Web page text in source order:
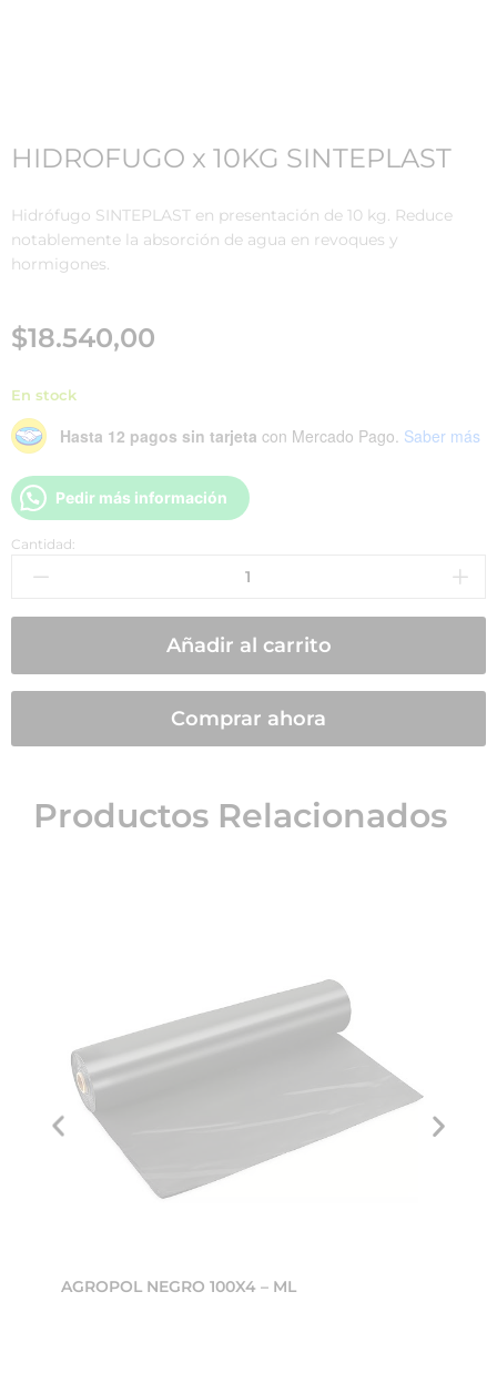
HIDROFUGO x 10KG SINTEPLAST
Hidrófugo SINTEPLAST en presentación de 10 kg. Reduce
notablemente la absorción de agua en revoques y
hormigones.
$18.540,00
En stock
Hasta 12 pagos sin tarjeta con Mercado Pago. Saber más
Pedir más información
Cantidad:
Añadir al carrito
Comprar ahora
Productos Relacionados
AGROPOL NEGRO 100X4 – ML